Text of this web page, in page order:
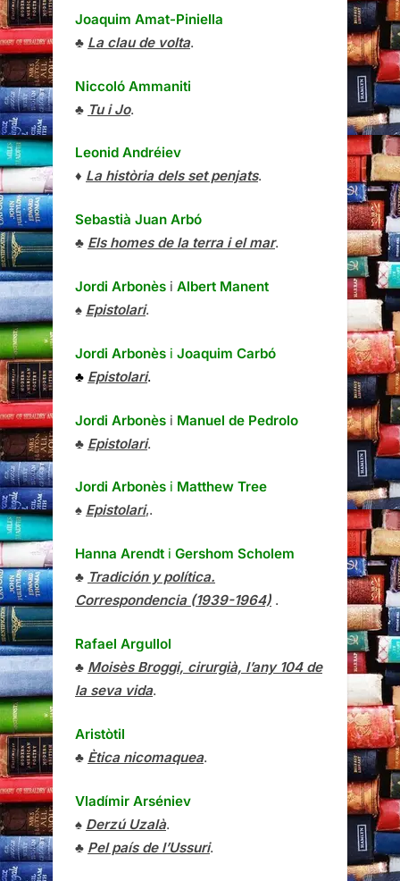
Joaquim Amat-Piniella
♣ La clau de volta.
Niccoló Ammaniti
♣ Tu i Jo.
Leonid Andréiev
♦ La història dels set penjats.
Sebastià Juan Arbó
♣ Els homes de la terra i el mar.
Jordi Arbonès i Albert Manent
♠ Epistolari.
Jordi Arbonès i Joaquim Carbó
♣ Epistolari.
Jordi Arbonès i Manuel de Pedrolo
♣ Epistolari.
Jordi Arbonès i Matthew Tree
♠ Epistolari,.
Hanna Arendt i Gershom Scholem
♣ Tradición y política.
Correspondencia (1939-1964) .
Rafael Argullol
♣ Moisès Broggi, cirurgià, l’any 104 de
la seva vida.
Aristòtil
♣ Ètica nicomaquea.
Vladímir Arséniev
♠ Derzú Uzalà.
♣ Pel país de l’Ussuri.